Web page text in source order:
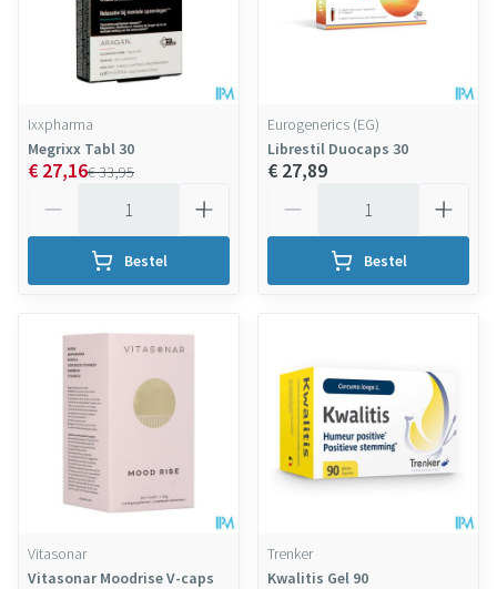
Ixxpharma
Megrixx Tabl 30
€ 33,95
€ 27,16
Bestel
Eurogenerics (EG)
Librestil Duocaps 30
€ 27,89
Bestel
Vitasonar
Vitasonar Moodrise V-caps
Trenker
Kwalitis Gel 90